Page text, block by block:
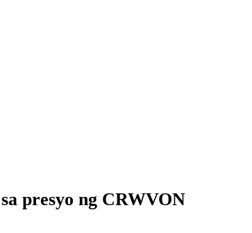
presyo ng CRWVON